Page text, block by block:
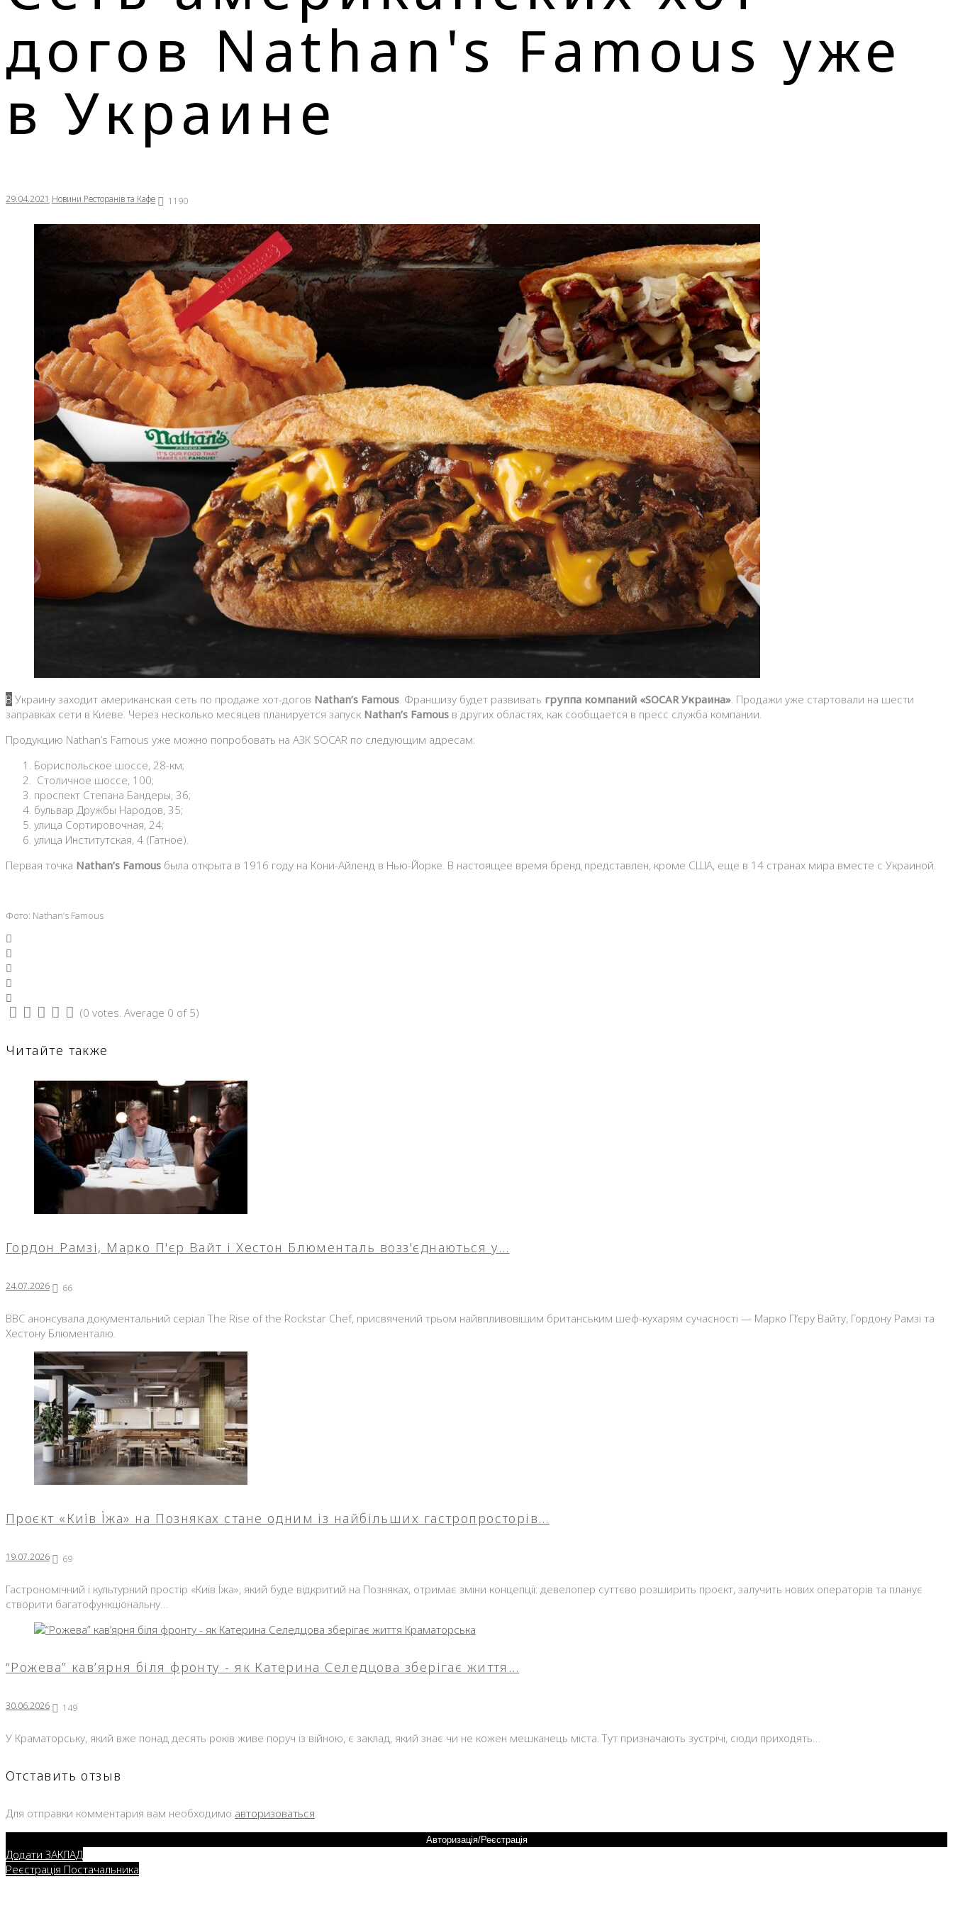
догов Nathan's Famous уже
в Украине
29.04.2021 Новини Ресторанів та Кафе 1190
В Украину заходит американская сеть по продаже хот-догов Nathan’s Famous . Франшизу будет развивать группа компаний «SOCAR Украина» . Продажи уже стартовали на шести
заправках сети в Киеве. Через несколько месяцев планируется запуск Nathan’s Famous в других областях, как сообщается в пресс служба компании.
Продукцию Nathan’s Famous уже можно попробовать на АЗК SOCAR по следующим адресам:
Бориспольское шоссе, 28-км;
Столичное шоссе, 100;
проспект Степана Бандеры, 36;
бульвар Дружбы Народов, 35;
улица Сортировочная, 24;
улица Институтская, 4 (Гатное).
Первая точка Nathan’s Famous была открыта в 1916 году на Кони-Айленд в Нью-Йорке. В настоящее время бренд представлен, кроме США, еще в 14 странах мира вместе с Украиной.
Фото: Nathan’s Famous
(0 votes . Average 0 of 5)
Читайте также
Гордон Рамзі, Марко П'єр Вайт і Хестон Блюменталь возз'єднаються у…
24.07.2026 66
BBC анонсувала документальний серіал The Rise of the Rockstar Chef, присвячений трьом найвпливовішим британським шеф-кухарям сучасності — Марко П’єру Вайту, Гордону Рамзі та
Хестону Блюменталю.
Проєкт «Київ Їжа» на Позняках стане одним із найбільших гастропросторів…
19.07.2026 69
Гастрономічний і культурний простір «Київ Їжа», який буде відкритий на Позняках, отримає зміни концепції: девелопер суттєво розширить проєкт, залучить нових операторів та планує
створити багатофункціональну…
“Рожева” кав’ярня біля фронту - як Катерина Селедцова зберігає життя…
30.06.2026 149
У Краматорську, який вже понад десять років живе поруч із війною, є заклад, який знає чи не кожен мешканець міста. Тут призначають зустрічі, сюди приходять…
Отставить отзыв
Для отправки комментария вам необходимо авторизоваться.
Авторизація/Реєстрація
Додати ЗАКЛАД
Реєстрація Постачальника